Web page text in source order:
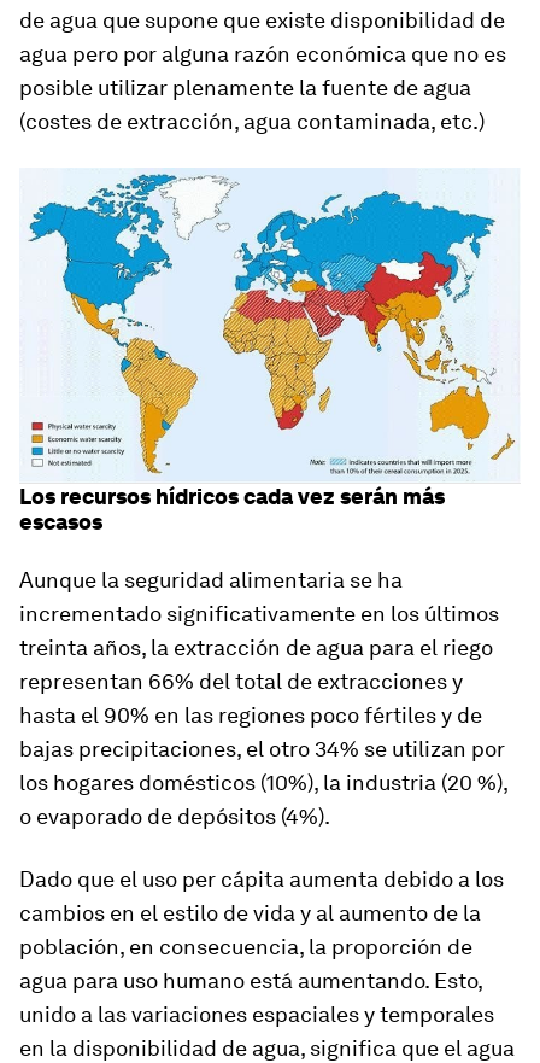
de agua que supone que existe disponibilidad de
agua pero por alguna razón económica que no es
posible utilizar plenamente la fuente de agua
(costes de extracción, agua contaminada, etc.)
Los recursos hídricos cada vez serán más
escasos
Aunque la seguridad alimentaria se ha
incrementado significativamente en los últimos
treinta años, la extracción de agua para el riego
representan 66% del total de extracciones y
hasta el 90% en las regiones poco fértiles y de
bajas precipitaciones, el otro 34% se utilizan por
los hogares domésticos (10%), la industria (20 %),
o evaporado de depósitos (4%).
Dado que el uso per cápita aumenta debido a los
cambios en el estilo de vida y al aumento de la
población, en consecuencia, la proporción de
agua para uso humano está aumentando. Esto,
unido a las variaciones espaciales y temporales
en la disponibilidad de agua, significa que el agua